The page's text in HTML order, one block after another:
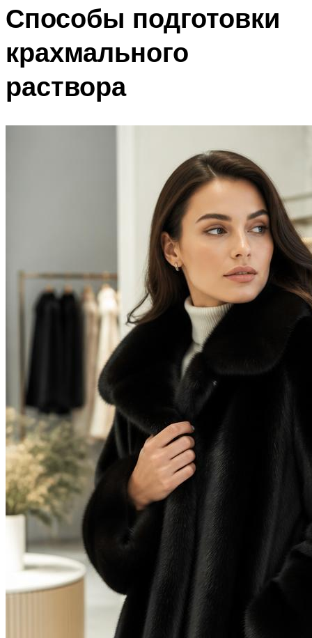
Способы подготовки
крахмального
раствора